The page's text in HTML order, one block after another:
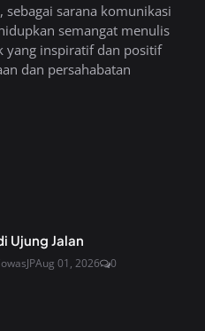
sebagai sarana komunikasi
semangat menulis
yang inspiratif dan positif
dan persahabatan
Ujung Jalan
Aug 01, 2026 0